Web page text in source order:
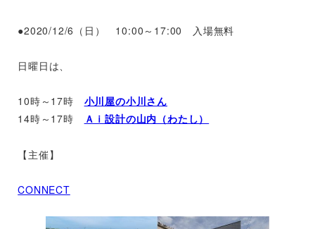
●2020/12/6（日） 10:00～17:00 入場無料
日曜日は、
10時～17時 小川屋の小川さん
14時～17時
Ａｉ設計の山内（わたし）
【主催】
CONNECT